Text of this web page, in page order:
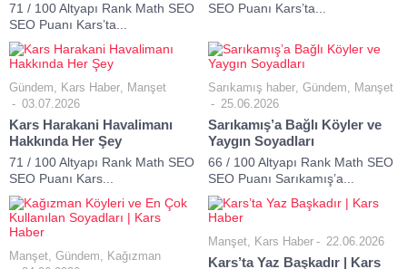
71 / 100 Altyapı Rank Math SEO
SEO Puanı Kars’ta...
SEO Puanı Kars’ta...
Gündem, Kars Haber, Manşet
03.07.2026
Kars Harakani Havalimanı
Hakkında Her Şey
71 / 100 Altyapı Rank Math SEO
SEO Puanı Kars...
Sarıkamış haber, Gündem, Manşet
25.06.2026
Sarıkamış’a Bağlı Köyler ve
Yaygın Soyadları
66 / 100 Altyapı Rank Math SEO
SEO Puanı Sarıkamış’a...
Manşet, Gündem, Kağızman
Manşet, Kars Haber 22.06.2026
Kars’ta Yaz Başkadır | Kars